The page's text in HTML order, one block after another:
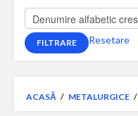
Resetare
ACASĂ / METALURGICE /